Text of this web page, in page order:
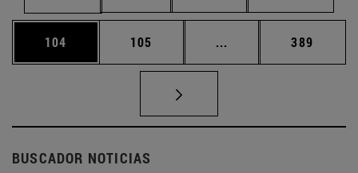
Página
104 Página
105 ... Páginas intermedias
Página
389
BUSCADOR NOTICIAS